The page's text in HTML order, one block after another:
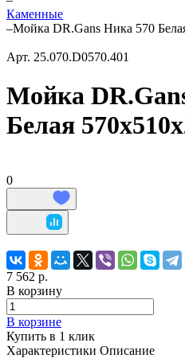
Каменные
–Мойка DR.Gans Ника 570
Арт. 25.070.D0570.401
Мойка
Белая
0
7 562 р.
В корзину
В корзине
Купить в 1 клик
Характеристики Описание